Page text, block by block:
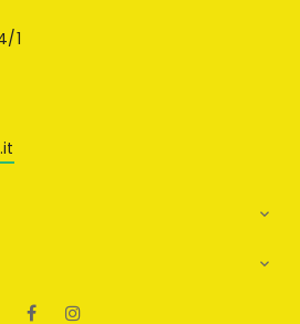
1


Facebook